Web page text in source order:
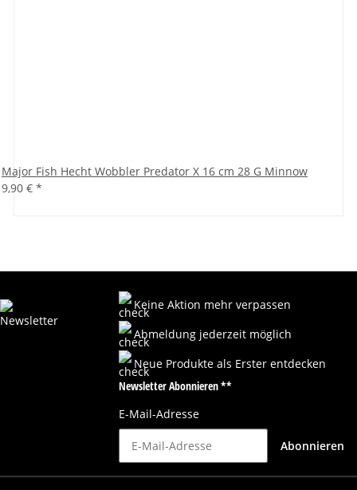
Major Fish Hecht Wobbler Predator X 16 cm 28 G Minnow
9,90 € *
Keine Aktion mehr verpassen
Abmeldung jederzeit möglich
Neue Produkte als Erster entdecken
Newsletter Abonnieren **
E-Mail-Adresse
Abonnieren